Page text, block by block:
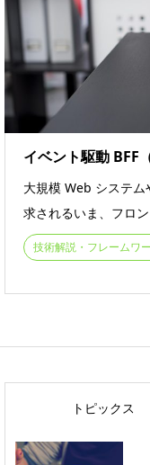
イベント駆動
大規模 Web システ
求されるいま、フロ
技術解説・フレームワ
トピックス